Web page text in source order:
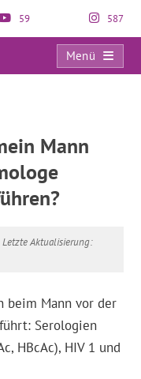
59 587
Menü
Mann
Letzte Aktualisierung:
beim Mann vor der
Serologien
HBcAc), HIV 1 und